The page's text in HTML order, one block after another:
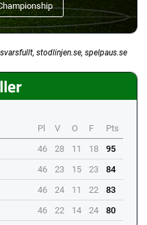
stodlinjen.se, spelpaus.se
Pl V O F
Pts
46 28 11 18
95
46 23 15 23
84
46 24 11 22
83
46 22 14 24
80